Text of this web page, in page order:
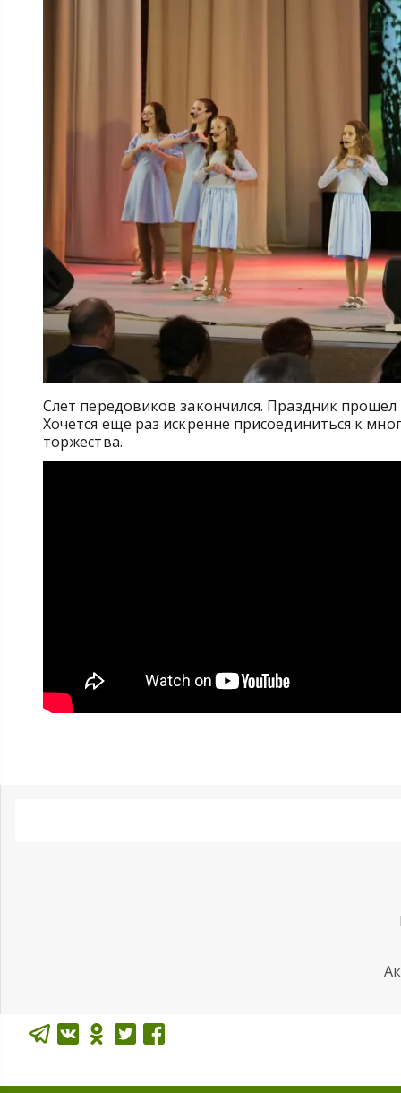
Слет передовиков закончился. Праздник
Хочется еще раз искренне присоединиться к
торжества.